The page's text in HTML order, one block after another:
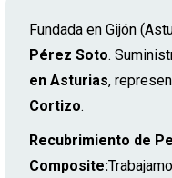
Fundada en Gijón
Pérez Soto.
en Asturias,
Cortizo.
Recubrimiento de
Composite: